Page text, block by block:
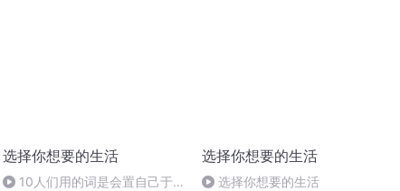
选择你想要的生活
10人们用的词是会置自己于
选择你想要的生活
选择你想要的生活